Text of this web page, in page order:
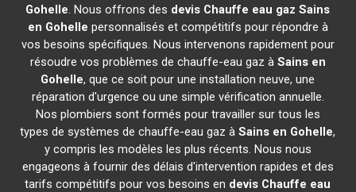
Gohelle. Nous offrons des devis Chauffe eau gaz Sains
en Gohelle personnalisés et compétitifs pour répondre à
vos besoins spécifiques. Nous intervenons rapidement pour
résoudre vos problèmes de chauffe-eau gaz à Sains en
Gohelle, que ce soit pour une installation neuve, une
réparation d'urgence ou une simple vérification annuelle.
Nos plombiers sont formés pour travailler sur tous les
types de systèmes de chauffe-eau gaz àSains en Gohelle,
y compris les modèles les plus récents. Nous nous
engageons à fournir des délais d'intervention rapides et des
tarifs compétitifs pour vos besoins en devis Chauffe eau